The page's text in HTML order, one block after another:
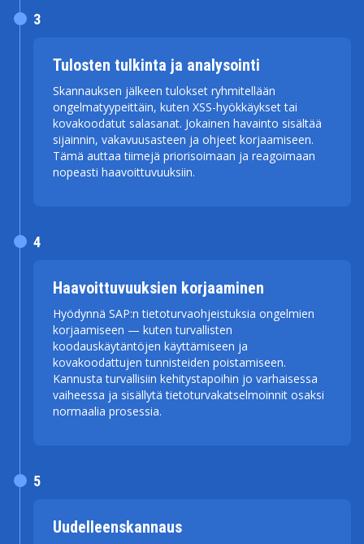
Tulosten tulkinta ja analysointi
Skannauksen jälkeen tulokset ryhmitellään
ongelmatyypeittäin, kuten XSS-hyökkäykset tai
kovakoodatut salasanat. Jokainen havainto sisältää
sijainnin, vakavuusasteen ja ohjeet korjaamiseen.
Tämä auttaa tiimejä priorisoimaan ja reagoimaan
nopeasti haavoittuvuuksiin.
3
Haavoittuvuuksien korjaaminen
Hyödynnä SAP:n tietoturvaohjeistuksia ongelmien
korjaamiseen — kuten turvallisten
koodauskäytäntöjen käyttämiseen ja
kovakoodattujen tunnisteiden poistamiseen.
Kannusta turvallisiin kehitystapoihin jo varhaisessa
vaiheessa ja sisällytä tietoturvakatselmoinnit osaksi
normaalia prosessia.
4
Uudelleenskannaus
5